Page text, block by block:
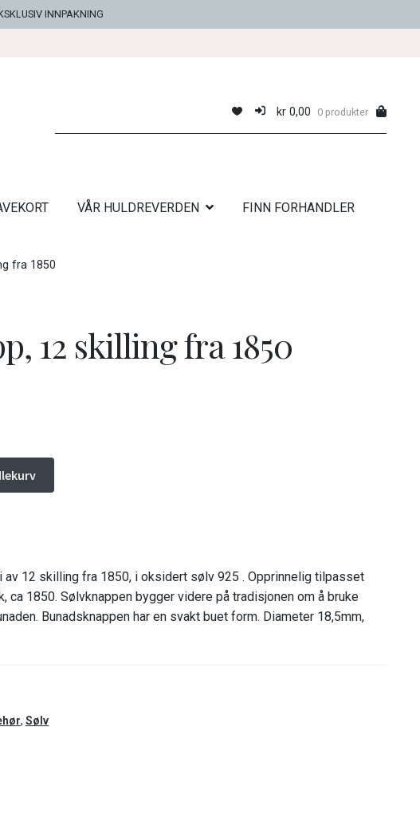
INNPAKNING
kr0,00 0 produkter
VÅR HULDREVERDEN FINN FORHANDLER
fra 1850
12 skilling fra 1850
av 12 skilling fra 1850, i oksidert sølv 925 . Opprinnelig tilpasset
ca 1850. Sølvknappen bygger videre på tradisjonen om å bruke
Bunadsknappen har en svakt buet form. Diameter 18,5mm,
, Sølv